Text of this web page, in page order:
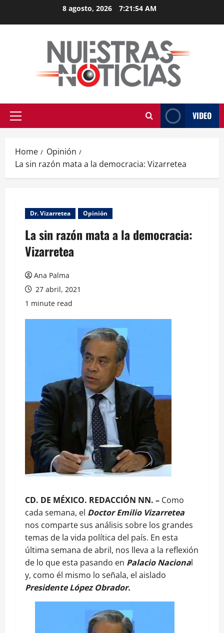
8 agosto, 2026 7:21:54 AM
Primary
VIDEO
Home
Opinión
La sin razón mata a la democracia: Vizarretea
Dr. Vizarretea Opinión
La sin razón mata a la democracia:
Vizarretea
Ana Palma
27 abril, 2021
1 minute read
CD. DE MÉXICO. REDACCIÓN NN. – Como
cada semana, el Doctor Emilio Vizarretea
nos comparte sus análisis sobre los grandes
temas de la vida política del país. En esta
última semana de abril, nos lleva a la reflexión
de lo que esta pasando en Palacio Nacional
y, como él mismo lo señala, el aislado
Presidente López Obrador.